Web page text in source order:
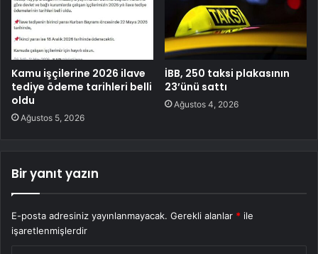
Kamu işçilerine 2026 ilave
tediye ödeme tarihleri belli
oldu
Ağustos 5, 2026
İBB, 250 taksi plakasının
23’ünü sattı
Ağustos 4, 2026
Bir yanıt yazın
E-posta adresiniz yayınlanmayacak. Gerekli alanlar * ile
işaretlenmişlerdir